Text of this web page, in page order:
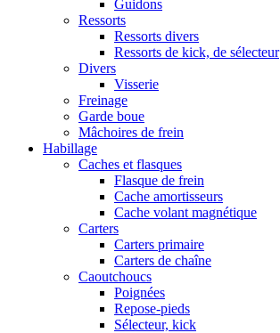
Guidons
Ressorts
Ressorts divers
Ressorts de kick, de sélecteur
Divers
Visserie
Freinage
Garde boue
Mâchoires de frein
Habillage
Caches et flasques
Flasque de frein
Cache amortisseurs
Cache volant magnétique
Carters
Carters primaire
Carters de chaîne
Caoutchoucs
Poignées
Repose-pieds
Sélecteur, kick